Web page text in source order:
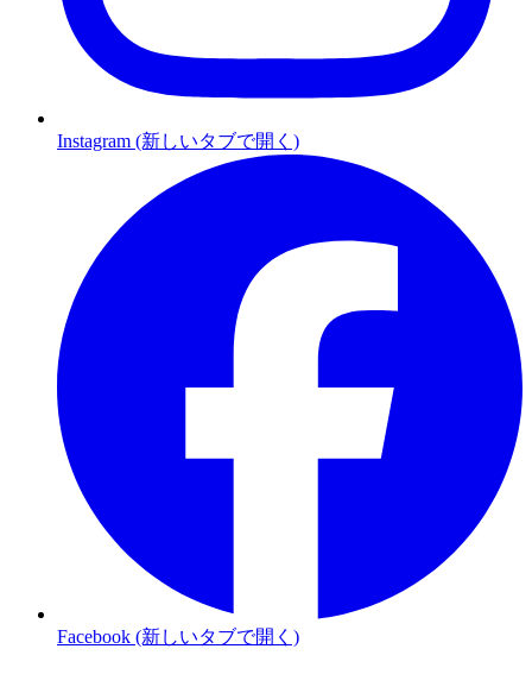
Instagram (新しいタブで開く)
Facebook (新しいタブで開く)